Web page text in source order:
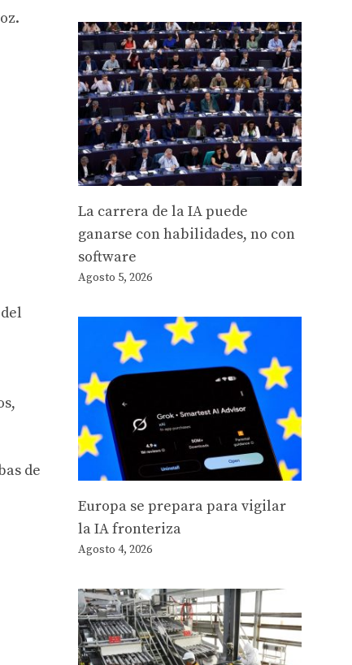
de
La carrera de la IA puede
ganarse con habilidades, no con
software
Agosto 5, 2026
Europa se prepara para vigilar
la IA fronteriza
Agosto 4, 2026